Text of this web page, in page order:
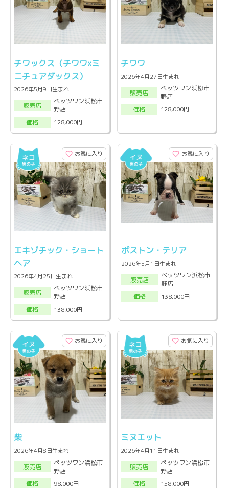
チワックス（チワワxミ
ニチュアダックス）
2026年5月9日生まれ
販売店
ペッツワン浜松市
野店
価格
128,000円
チワワ
2026年4月27日生まれ
販売店
ペッツワン浜松市
野店
価格
128,000円
お気に入り
エキゾチック・ショート
ヘア
2026年4月25日生まれ
販売店
ペッツワン浜松市
野店
価格
138,000円
お気に入り
ボストン・テリア
2026年5月1日生まれ
販売店
ペッツワン浜松市
野店
価格
138,000円
お気に入り
柴
2026年4月8日生まれ
販売店
ペッツワン浜松市
野店
価格
98,000円
お気に入り
ミヌエット
2026年4月11日生まれ
販売店
ペッツワン浜松市
野店
価格
158,000円